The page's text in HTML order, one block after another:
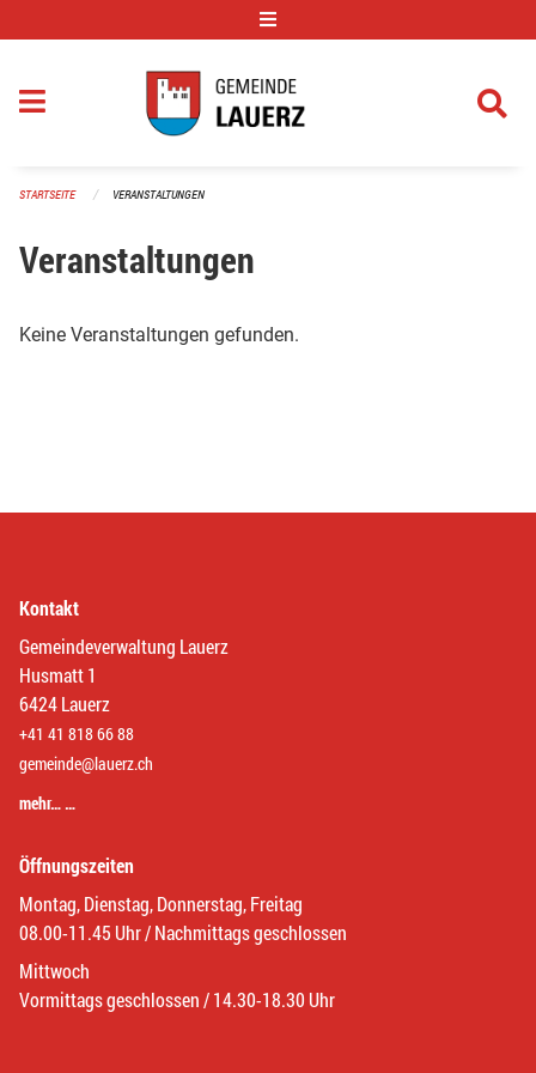
STARTSEITE VERANSTALTUNGEN
Veranstaltungen
Keine Veranstaltungen gefunden.
Kontakt
Gemeindeverwaltung Lauerz
Husmatt 1
6424 Lauerz
+41 41 818 66 88
gemeinde@lauerz.ch
mehr… …
Öffnungszeiten
Montag, Dienstag, Donnerstag, Freitag
08.00-11.45 Uhr / Nachmittags geschlossen
Mittwoch
Vormittags geschlossen / 14.30-18.30 Uhr